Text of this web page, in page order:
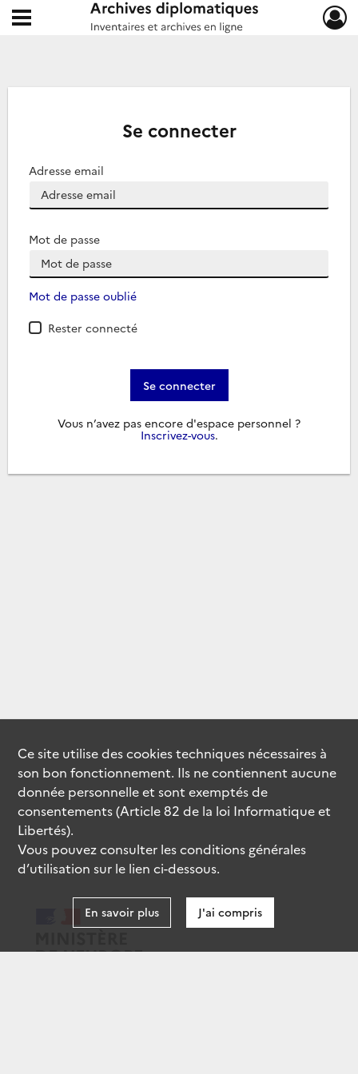
Archives diplomatiques
Ouvrir le menu déroulant
Se connecter
Adresse email
Mot de passe
Mot de passe oublié
Rester connecté
Se connecter
Vous n’avez pas encore d'espace personnel ?
Inscrivez-vous.
Ce site utilise descookiestechniques nécessaires à
son bon fonctionnement. Ils ne contiennent aucune
donnée personnelle et sont exemptés de
consentements (Article 82 de la loi Informatique et
Libertés).
Vous pouvez consulter les conditions générales
d’utilisation sur le lien ci-dessous.
En savoir plus J'ai compris